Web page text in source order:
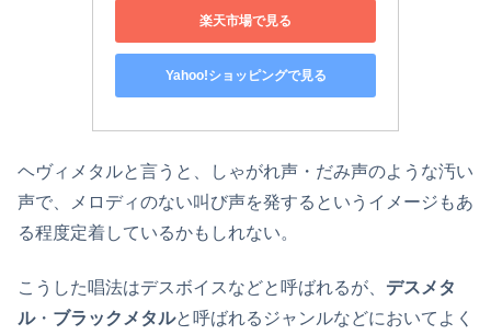
楽天市場で見る
Yahoo!ショッピングで見る
ヘヴィメタルと言うと、しゃがれ声・だみ声のような汚い
声で、メロディのない叫び声を発するというイメージもあ
る程度定着しているかもしれない。
こうした唱法はデスボイスなどと呼ばれるが、 デスメタ
ル・ ブラックメタルと呼ばれるジャンルなどにおいてよく